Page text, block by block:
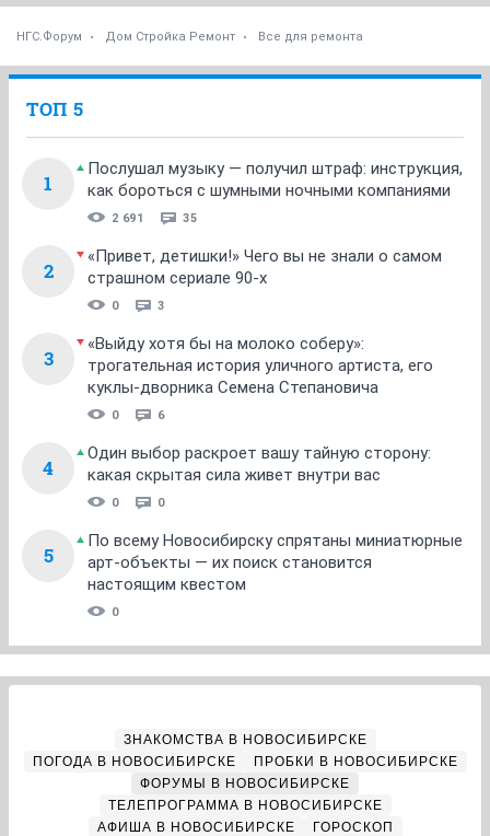
НГС.Форум Дом Стройка Ремонт Все для ремонта
ТОП 5
1
Послушал музыку — получил штраф: инструкция,
как бороться с шумными ночными компаниями
2 691 35
2
«Привет, детишки!» Чего вы не знали о самом
страшном сериале 90-х
0 3
3
«Выйду хотя бы на молоко соберу»:
трогательная история уличного артиста, его
куклы-дворника Семена Степановича
0 6
4
Один выбор раскроет вашу тайную сторону:
какая скрытая сила живет внутри вас
0 0
5
По всему Новосибирску спрятаны миниатюрные
арт-объекты — их поиск становится
настоящим квестом
0
ЗНАКОМСТВА В НОВОСИБИРСКЕ
ПОГОДА В НОВОСИБИРСКЕ
ПРОБКИ В НОВОСИБИРСКЕ
ФОРУМЫ В НОВОСИБИРСКЕ
ТЕЛЕПРОГРАММА В НОВОСИБИРСКЕ
АФИША В НОВОСИБИРСКЕ
ГОРОСКОП